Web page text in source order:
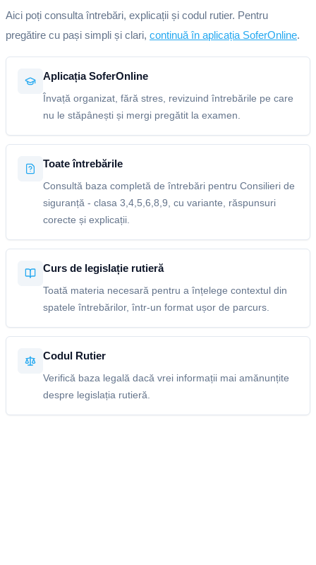
Aici poți consulta întrebări, explicații și codul rutier. Pentru
pregătire cu pași simpli și clari, continuă în aplicația SoferOnline.
Aplicația SoferOnline
Învață organizat, fără stres, revizuind întrebările pe care
nu le stăpânești și mergi pregătit la examen.
Toate întrebările
Consultă baza completă de întrebări pentru Consilieri de
siguranță - clasa 3,4,5,6,8,9, cu variante, răspunsuri
corecte și explicații.
Curs de legislație rutieră
Toată materia necesară pentru a înțelege contextul din
spatele întrebărilor, într-un format ușor de parcurs.
Codul Rutier
Verifică baza legală dacă vrei informații mai amănunțite
despre legislația rutieră.